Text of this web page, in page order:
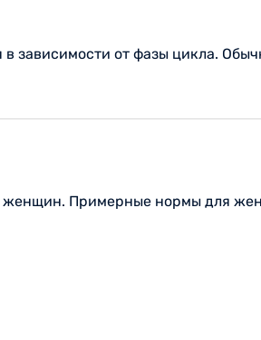
зависимости от фазы цикла.
у женщин. Примерные нормы для